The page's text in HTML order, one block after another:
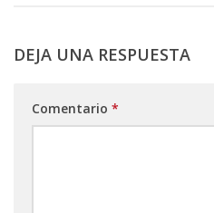
DEJA UNA RESPUESTA
Comentario *